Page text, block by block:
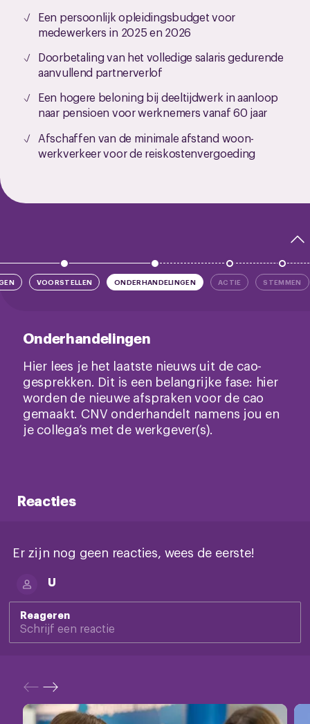
Een persoonlijk opleidingsbudget voor
medewerkers in 2025 en 2026
Doorbetaling van het volledige salaris gedurende
aanvullend partnerverlof
Een hogere beloning bij deeltijdwerk in aanloop
naar pensioen voor werknemers vanaf 60 jaar
Afschaffen van de minimale afstand woon-
werkverkeer voor de reiskostenvergoeding
VOORSTELLEN ONDERHANDELINGEN ACTIE STEMMEN
Onderhandelingen
Hier lees je het laatste nieuws uit de cao-
gesprekken. Dit is een belangrijke fase: hier
worden de nieuwe afspraken voor de cao
gemaakt. CNV onderhandelt namens jou en
je collega’s met de werkgever(s).
Reacties
Er zijn nog geen reacties, wees de eerste!
U
Reageren